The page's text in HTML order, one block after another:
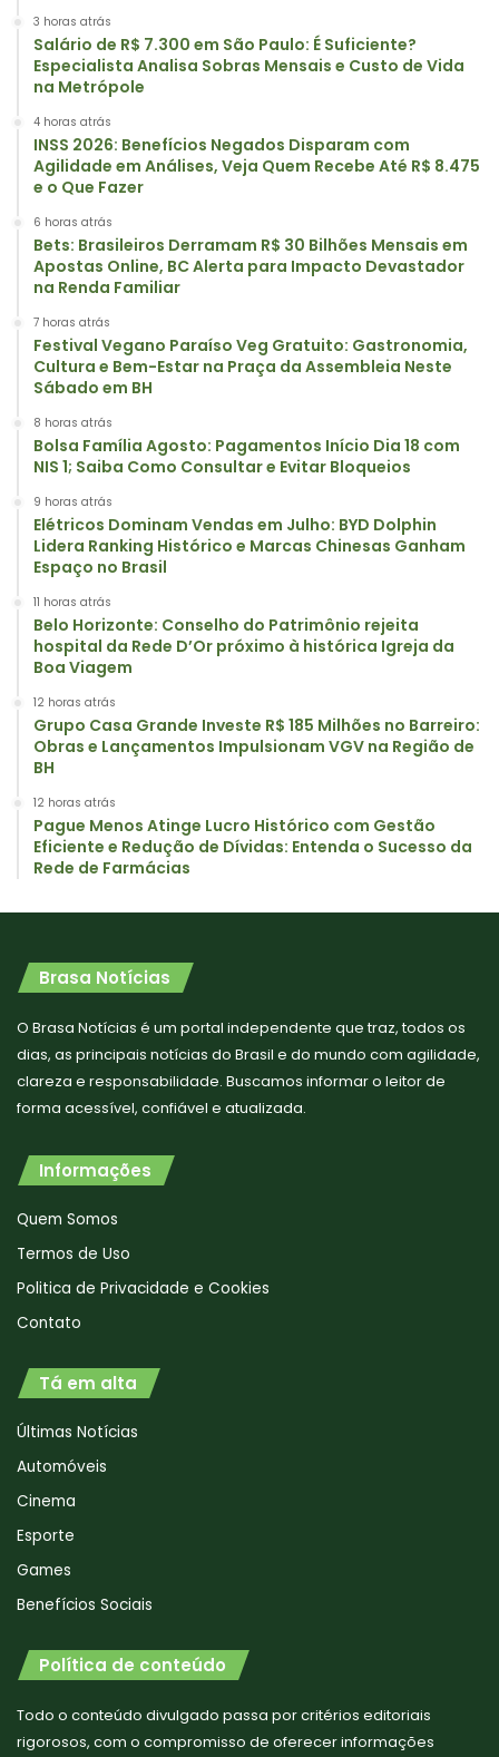
3 horas atrás
Salário de R$ 7.300 em São Paulo: É Suficiente?
Especialista Analisa Sobras Mensais e Custo de Vida
na Metrópole
4 horas atrás
INSS 2026: Benefícios Negados Disparam com
Agilidade em Análises, Veja Quem Recebe Até R$ 8.475
e o Que Fazer
6 horas atrás
Bets: Brasileiros Derramam R$ 30 Bilhões Mensais em
Apostas Online, BC Alerta para Impacto Devastador
na Renda Familiar
7 horas atrás
Festival Vegano Paraíso Veg Gratuito: Gastronomia,
Cultura e Bem-Estar na Praça da Assembleia Neste
Sábado em BH
8 horas atrás
Bolsa Família Agosto: Pagamentos Início Dia 18 com
NIS 1; Saiba Como Consultar e Evitar Bloqueios
9 horas atrás
Elétricos Dominam Vendas em Julho: BYD Dolphin
Lidera Ranking Histórico e Marcas Chinesas Ganham
Espaço no Brasil
11 horas atrás
Belo Horizonte: Conselho do Patrimônio rejeita
hospital da Rede D’Or próximo à histórica Igreja da
Boa Viagem
12 horas atrás
Grupo Casa Grande Investe R$ 185 Milhões no Barreiro:
Obras e Lançamentos Impulsionam VGV na Região de
BH
12 horas atrás
Pague Menos Atinge Lucro Histórico com Gestão
Eficiente e Redução de Dívidas: Entenda o Sucesso da
Rede de Farmácias
Brasa Notícias
O Brasa Notícias é um portal independente que traz, todos os
dias, as principais notícias do Brasil e do mundo com agilidade,
clareza e responsabilidade. Buscamos informar o leitor de
forma acessível, confiável e atualizada.
Informações
Quem Somos
Termos de Uso
Politica de Privacidade e Cookies
Contato
Tá em alta
Últimas Notícias
Automóveis
Cinema
Esporte
Games
Benefícios Sociais
Política de conteúdo
Todo o conteúdo divulgado passa por critérios editoriais
rigorosos, com o compromisso de oferecer informações